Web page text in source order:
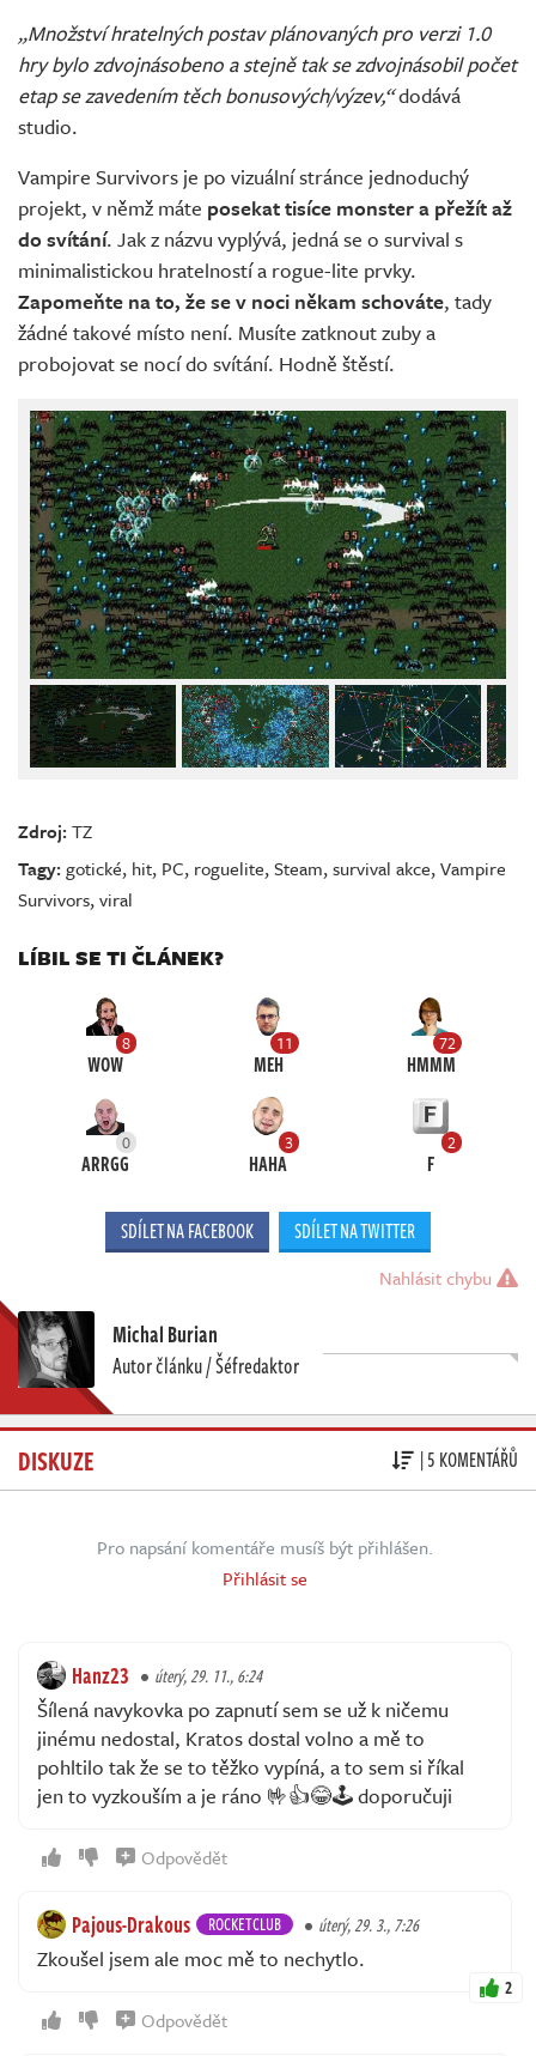
„Množství hratelných postav plánovaných pro verzi 1.0
hry bylo zdvojnásobeno a stejně tak se zdvojnásobil počet
etap se zavedením těch bonusových/výzev,“dodává
studio.
Vampire Survivors je po vizuální stránce jednoduchý
projekt, v němž máte posekat tisíce monster a přežít až
do svítání. Jak z názvu vyplývá, jedná se o survival s
minimalistickou hratelností a rogue-lite prvky.
Zapomeňte na to, že se v noci někam schováte, tady
žádné takové místo není. Musíte zatknout zuby a
probojovat se nocí do svítání. Hodně štěstí.
Zdroj:TZ
Tagy:gotické, hit, PC, roguelite,Steam,survival akce,Vampire
Survivors,viral
LÍBIL SE TI ČLÁNEK?
8
WOW
11
MEH
72
HMMM
0
ARRGG
3
HAHA
2
F
SDÍLET NA FACEBOOK SDÍLET NA TWITTER
Nahlásit chybu
Michal Burian
Autor článku / Šéfredaktor
DISKUZE | 5 KOMENTÁŘŮ
Pro napsání komentáře musíš být přihlášen.
Přihlásit se
Hanz23 úterý, 29. 11., 6:24
Šílená navykovka po zapnutí sem se už k ničemu
jinému nedostal, Kratos dostal volno a mě to
pohltilo tak že se to těžko vypíná, a to sem si říkal
jen to vyzkouším a je ráno 🤟👍😂🕹️ doporučuji
Odpovědět
Pajous-Drakous ROCKETCLUB úterý, 29. 3., 7:26
Zkoušel jsem ale moc mě to nechytlo.
2
Odpovědět